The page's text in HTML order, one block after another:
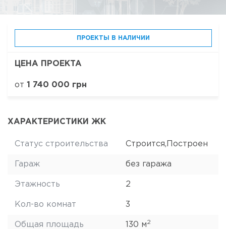
ПРОЕКТЫ В НАЛИЧИИ
ЦЕНА ПРОЕКТА
от 1 740 000 грн
ХАРАКТЕРИСТИКИ ЖК
Статус строительства Строится,Построен
Гараж без гаража
Этажность 2
Кол-во комнат 3
Общая площадь 130 м2